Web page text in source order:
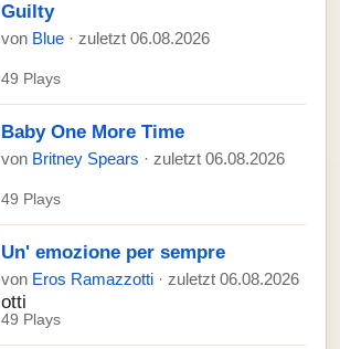
Guilty
von Blue · zuletzt 06.08.2026
49 Plays
Baby One More Time
von Britney Spears · zuletzt 06.08.2026
49 Plays
Un' emozione per sempre
von Eros Ramazzotti · zuletzt 06.08.2026
49 Plays